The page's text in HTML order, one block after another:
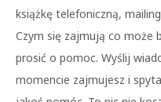
książkę telefoniczną,
Czym się zajmują co może
prosić o pomoc. Wyślij
momencie zajmujesz i